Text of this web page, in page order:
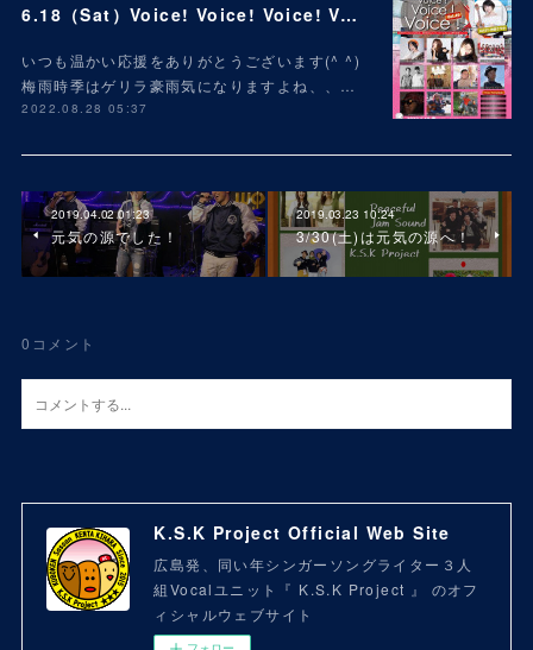
6.18（Sat）Voice! Voice! Voice! Vol.49
いつも温かい応援をありがとうございます(^ ^)
梅雨時季はゲリラ豪雨気になりますよね、、…
2022.08.28 05:37
2019.04.02 01:23
元気の源でした！
2019.03.23 10:24
3/30(土)は元気の源へ！
0 コメント
K.S.K Project Official Web Site
広島発、同い年シンガーソングライター３人
組Vocalユニット『 K.S.K Project 』 のオフ
ィシャルウェブサイト